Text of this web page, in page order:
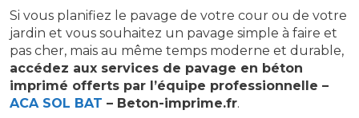
Si vous planifiez le pavage de votre cour ou de votre
jardin et vous souhaitez un pavage simple à faire et
pas cher, mais au même temps moderne et durable,
accédez aux services de pavage en béton
imprimé offerts par l’équipe professionnelle –
ACA SOL BAT – Beton-imprime.fr.